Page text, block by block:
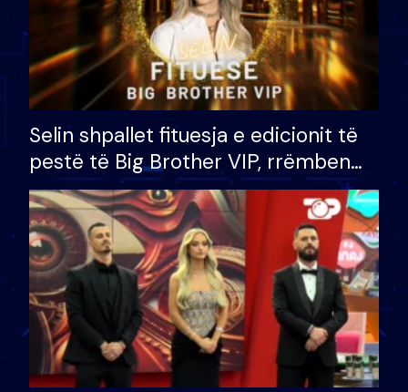
Selin shpallet fituesja e edicionit të
pestë të Big Brother VIP, rrëmben
çmimin e madh prej 100 mijë eurosh